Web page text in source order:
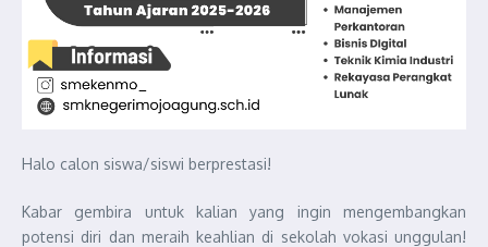
Halo calon siswa/siswi berprestasi!
Kabar gembira untuk kalian yang ingin mengembangkan
potensi diri dan meraih keahlian di sekolah vokasi unggulan!